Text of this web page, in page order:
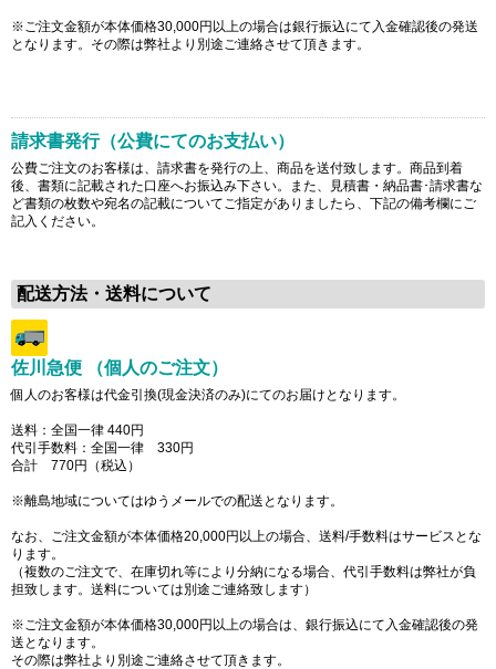
※ご注文金額が本体価格30,000円以上の場合は銀行振込にて入金確認後の発送
となります。その際は弊社より別途ご連絡させて頂きます。
請求書発行（公費にてのお支払い）
公費ご注文のお客様は、請求書を発行の上、商品を送付致します。商品到着
後、書類に記載された口座へお振込み下さい。また、見積書・納品書･請求書な
ど書類の枚数や宛名の記載についてご指定がありましたら、下記の備考欄にご
記入ください。
配送方法・送料について
佐川急便 （個人のご注文）
個人のお客様は代金引換(現金決済のみ)にてのお届けとなります。
送料：全国一律 440円
代引手数料：全国一律 330円
合計 770円（税込）
※離島地域についてはゆうメールでの配送となります。
なお、ご注文金額が本体価格20,000円以上の場合、送料/手数料はサービスとな
ります。
（複数のご注文で、在庫切れ等により分納になる場合、代引手数料は弊社が負
担致します。送料については別途ご連絡致します）
※ご注文金額が本体価格30,000円以上の場合は、銀行振込にて入金確認後の発
送となります。
その際は弊社より別途ご連絡させて頂きます。